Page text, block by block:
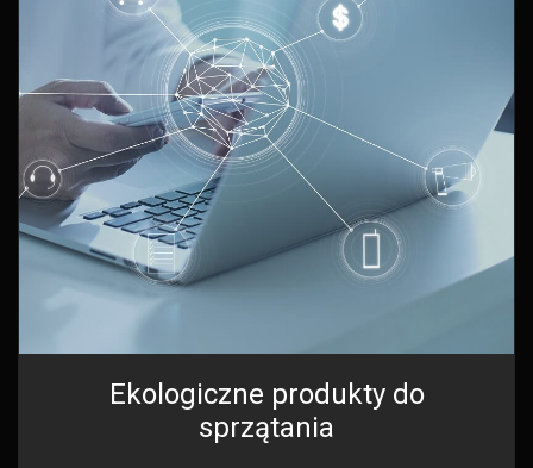
Ekologiczne produkty do
sprzątania